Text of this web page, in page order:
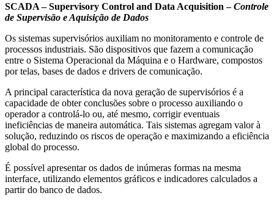
SCADA – Supervisory Control and Data Acquisition –Controle
de Supervisão e Aquisição de Dados
Os sistemas supervisórios auxiliam no monitoramento e controle de
processos industriais. São dispositivos que fazem a comunicação
entre o Sistema Operacional da Máquina e o Hardware, compostos
por telas, bases de dados e drivers de comunicação.
A principal característica da nova geração de supervisórios é a
capacidade de obter conclusões sobre o processo auxiliando o
operador a controlá-lo ou, até mesmo, corrigir eventuais
ineficiências de maneira automática. Tais sistemas agregam valor à
solução, reduzindo os riscos de operação e maximizando a eficiência
global do processo.
É possível apresentar os dados de inúmeras formas na mesma
interface, utilizando elementos gráficos e indicadores calculados a
partir do banco de dados.